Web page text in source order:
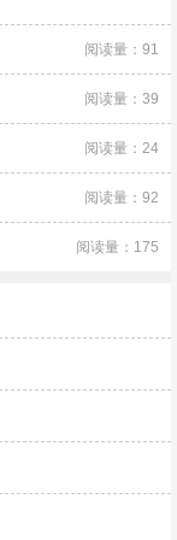
阅读量：91
阅读量：39
阅读量：24
阅读量：92
阅读量：175